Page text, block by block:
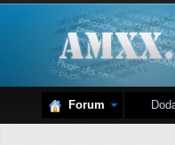
Forum